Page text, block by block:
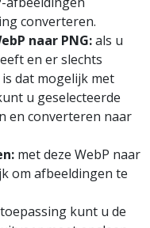
converteren.
naar PNG:als u
en er slechts
dat mogelijk met
u geselecteerde
en converteren naar
met deze WebP naar
om afbeeldingen te
kunt u de